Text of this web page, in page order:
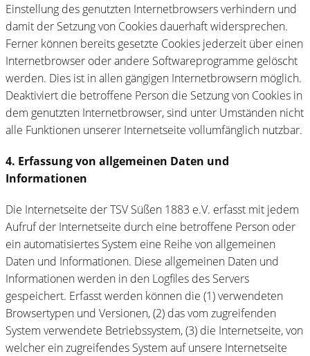
Einstellung des genutzten Internetbrowsers verhindern und
damit der Setzung von Cookies dauerhaft widersprechen.
Ferner können bereits gesetzte Cookies jederzeit über einen
Internetbrowser oder andere Softwareprogramme gelöscht
werden. Dies ist in allen gängigen Internetbrowsern möglich.
Deaktiviert die betroffene Person die Setzung von Cookies in
dem genutzten Internetbrowser, sind unter Umständen nicht
alle Funktionen unserer Internetseite vollumfänglich nutzbar.
4. Erfassung von allgemeinen Daten und
Informationen
Die Internetseite der TSV Süßen 1883 e.V. erfasst mit jedem
Aufruf der Internetseite durch eine betroffene Person oder
ein automatisiertes System eine Reihe von allgemeinen
Daten und Informationen. Diese allgemeinen Daten und
Informationen werden in den Logfiles des Servers
gespeichert. Erfasst werden können die (1) verwendeten
Browsertypen und Versionen, (2) das vom zugreifenden
System verwendete Betriebssystem, (3) die Internetseite, von
welcher ein zugreifendes System auf unsere Internetseite